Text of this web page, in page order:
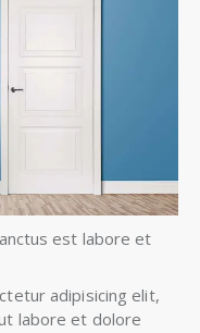
est labore et
adipisicing elit,
labore et dolore